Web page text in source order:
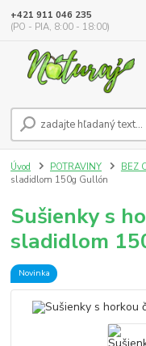
+421 911 046 235
(PO - PIA, 8:00 - 18:00)
Úvod POTRAVINY BEZ
sladidlom 150g Gullón
Sušienky s
sladidlom
Novinka